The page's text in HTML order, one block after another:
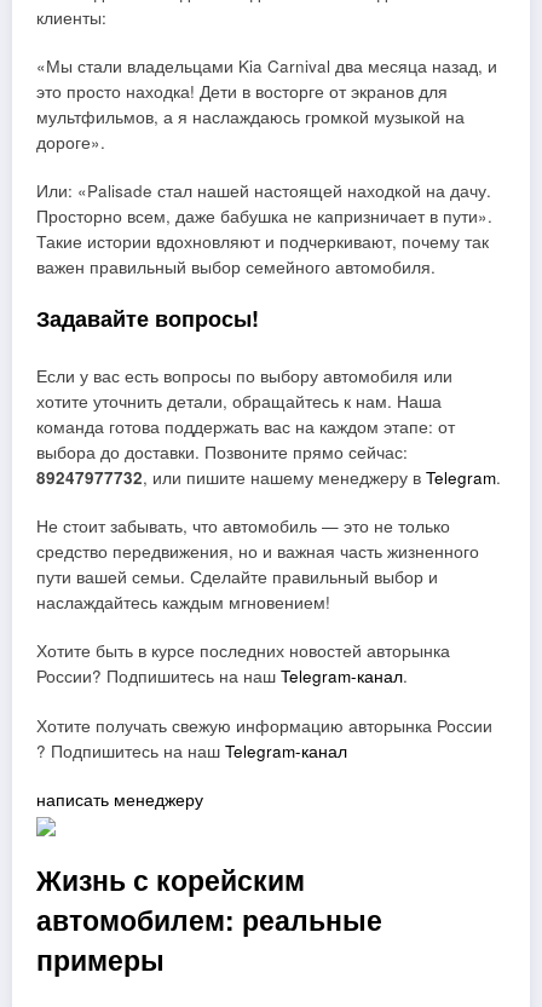
клиенты:
«Мы стали владельцами Kia Carnival два месяца назад, и
это просто находка! Дети в восторге от экранов для
мультфильмов, а я наслаждаюсь громкой музыкой на
дороге».
Или: «Palisade стал нашей настоящей находкой на дачу.
Просторно всем, даже бабушка не капризничает в пути».
Такие истории вдохновляют и подчеркивают, почему так
важен правильный выбор семейного автомобиля.
Задавайте вопросы!
Если у вас есть вопросы по выбору автомобиля или
хотите уточнить детали, обращайтесь к нам. Наша
команда готова поддержать вас на каждом этапе: от
выбора до доставки. Позвоните прямо сейчас:
89247977732, или пишите нашему менеджеру в Telegram.
Не стоит забывать, что автомобиль — это не только
средство передвижения, но и важная часть жизненного
пути вашей семьи. Сделайте правильный выбор и
наслаждайтесь каждым мгновением!
Хотите быть в курсе последних новостей авторынка
России? Подпишитесь на наш Telegram-канал.
Хотите получать свежую информацию авторынка России
? Подпишитесь на наш Telegram-канал
написать менеджеру
Жизнь с корейским
автомобилем: реальные
примеры